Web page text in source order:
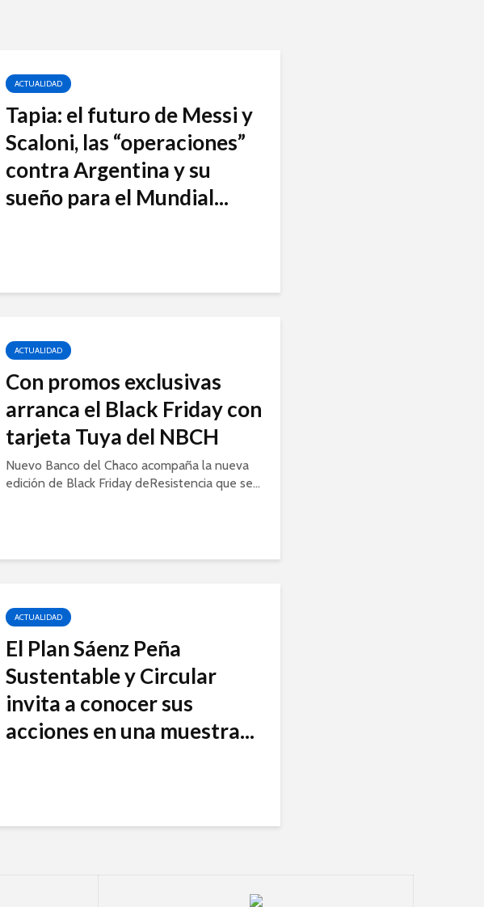
ACTUALIDAD
Tapia: el futuro de Messi y
Scaloni, las “operaciones”
contra Argentina y su
sueño para el Mundial...
ACTUALIDAD
Con promos exclusivas
arranca el Black Friday con
tarjeta Tuya del NBCH
Nuevo Banco del Chaco acompaña la nueva
edición de Black Friday deResistencia que se...
ACTUALIDAD
El Plan Sáenz Peña
Sustentable y Circular
invita a conocer sus
acciones en una muestra...